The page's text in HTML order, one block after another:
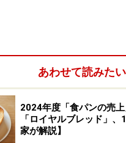
あわせて読みたい
2024年度「食パンの売
「ロイヤルブレッド」
家が解説】